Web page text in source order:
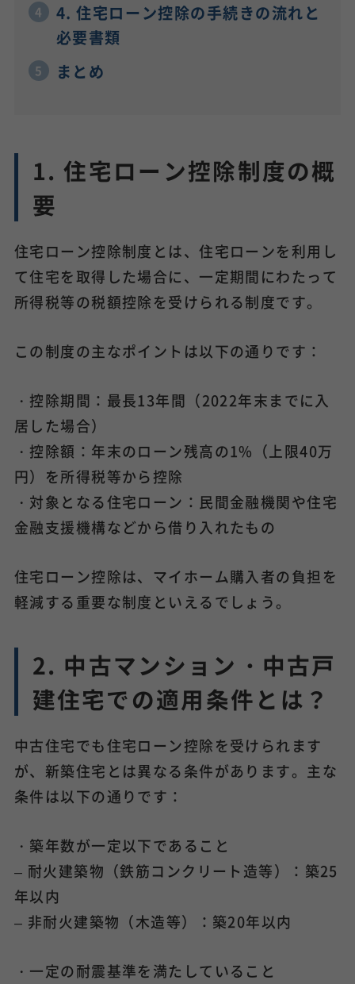
4. 住宅ローン控除の手続きの流れと
必要書類
まとめ
1. 住宅ローン控除制度の概
要
住宅ローン控除制度とは、住宅ローンを利用し
て住宅を取得した場合に、一定期間にわたって
所得税等の税額控除を受けられる制度です。
この制度の主なポイントは以下の通りです：
・控除期間：最長13年間（2022年末までに入
居した場合）
・控除額：年末のローン残高の1%（上限40万
円）を所得税等から控除
・対象となる住宅ローン：民間金融機関や住宅
金融支援機構などから借り入れたもの
住宅ローン控除は、マイホーム購入者の負担を
軽減する重要な制度といえるでしょう。
2. 中古マンション・中古戸
建住宅での適用条件とは？
中古住宅でも住宅ローン控除を受けられます
が、新築住宅とは異なる条件があります。主な
条件は以下の通りです：
・築年数が一定以下であること
– 耐火建築物（鉄筋コンクリート造等）：築25
年以内
– 非耐火建築物（木造等）：築20年以内
・一定の耐震基準を満たしていること